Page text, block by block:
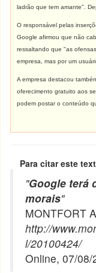
ladrão que tem amante".
O responsável pelas
Google afirmou que não
ressaltando que "as
empresa, mas por um
A empresa destacou
oferecimento gratuito aos
podem postar o conteúdo
Para citar este
"Google terá
morais"
MONTFORT
http://
l/20100424/
Online, 07/